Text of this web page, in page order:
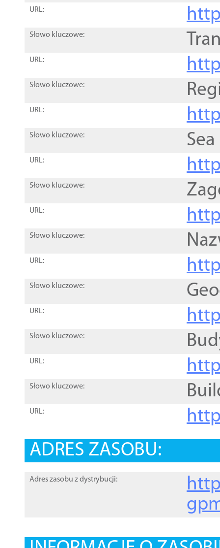
URL:
Słowo kluczowe:
URL:
Słowo kluczowe:
URL:
Słowo kluczowe:
URL:
Słowo kluczowe:
URL:
Słowo kluczowe:
URL:
Słowo kluczowe:
URL:
Słowo kluczowe:
URL:
Słowo kluczowe:
URL:
ADRES ZASOBU:
Adres zasobu z dystrybucji: